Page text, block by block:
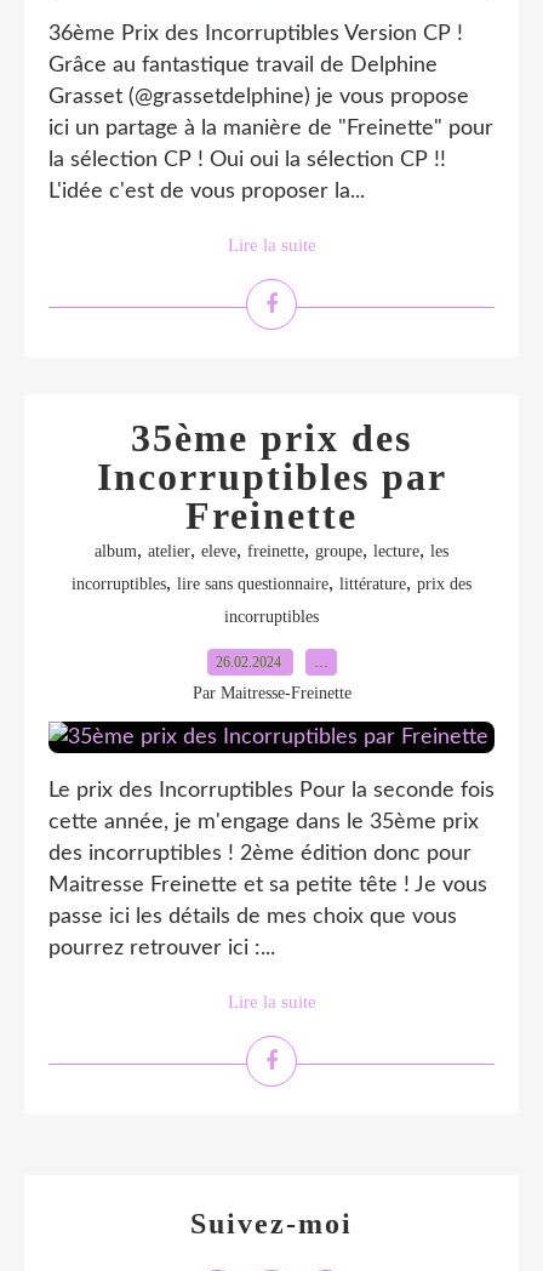
36ème Prix des Incorruptibles Version CP !
Grâce au fantastique travail de Delphine
Grasset (@grassetdelphine) je vous propose
ici un partage à la manière de "Freinette" pour
la sélection CP ! Oui oui la sélection CP !!
L'idée c'est de vous proposer la...
Lire la suite
35ème prix des
Incorruptibles par
Freinette
album, atelier, eleve, freinette, groupe, lecture, les
incorruptibles, lire sans questionnaire, littérature, prix des
incorruptibles
26.02.2024 …
Par Maitresse-Freinette
Le prix des Incorruptibles Pour la seconde fois
cette année, je m'engage dans le 35ème prix
des incorruptibles ! 2ème édition donc pour
Maitresse Freinette et sa petite tête ! Je vous
passe ici les détails de mes choix que vous
pourrez retrouver ici :...
Lire la suite
Suivez-moi